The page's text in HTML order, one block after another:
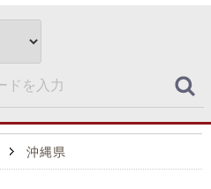
沖縄県